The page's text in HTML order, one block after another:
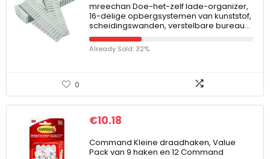
mreechan Doe-het-zelf lade-organizer,
16-delige opbergsystemen van kunststof,
scheidingswanden, verstelbare bureau…
Already Sold: 32%
0
€10.18
Command Kleine draadhaken, Value
Pack van 9 haken en 12 Command